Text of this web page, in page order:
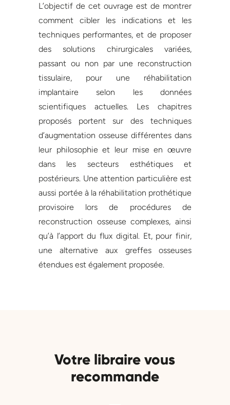
L’objectif de cet ouvrage est de montrer
comment cibler les indications et les
techniques performantes, et de proposer
des solutions chirurgicales variées,
passant ou non par une reconstruction
tissulaire, pour une réhabilitation
implantaire selon les données
scientifiques actuelles. Les chapitres
proposés portent sur des techniques
d’augmentation osseuse différentes dans
leur philosophie et leur mise en œuvre
dans les secteurs esthétiques et
postérieurs. Une attention particulière est
aussi portée à la réhabilitation prothétique
provisoire lors de procédures de
reconstruction osseuse complexes, ainsi
qu’à l’apport du flux digital. Et, pour finir,
une alternative aux greffes osseuses
étendues est également proposée.
Votre libraire vous
recommande